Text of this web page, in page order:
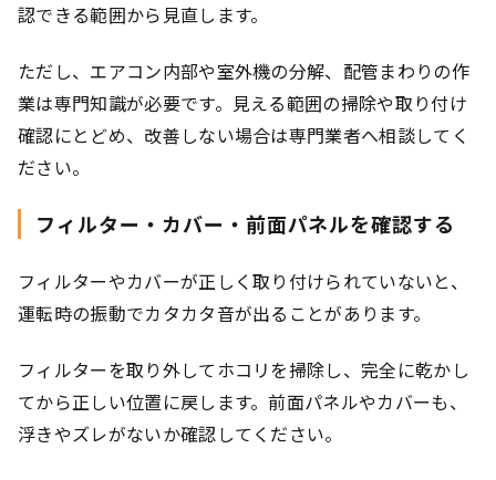
認できる範囲から見直します。
ただし、エアコン内部や室外機の分解、配管まわりの作
業は専門知識が必要です。見える範囲の掃除や取り付け
確認にとどめ、改善しない場合は専門業者へ相談してく
ださい。
フィルター・カバー・前面パネルを確認する
フィルターやカバーが正しく取り付けられていないと、
運転時の振動でカタカタ音が出ることがあります。
フィルターを取り外してホコリを掃除し、完全に乾かし
てから正しい位置に戻します。前面パネルやカバーも、
浮きやズレがないか確認してください。